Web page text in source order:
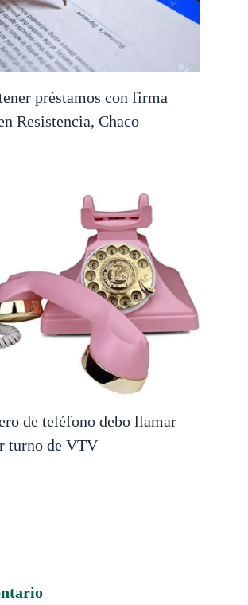
préstamos con firma
Resistencia, Chaco
de teléfono debo llamar
turno de VTV